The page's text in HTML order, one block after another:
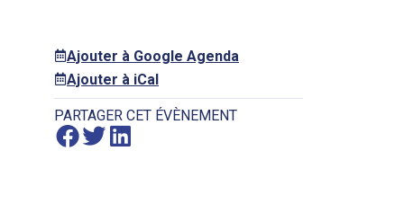
Ajouter à Google Agenda
Ajouter à iCal
PARTAGER CET ÉVÈNEMENT